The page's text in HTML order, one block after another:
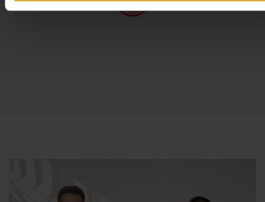
stor gemensam pool med barnpooloch är tillgänglig från
En av de största fördelarna med Aqua Nature-1-2C är